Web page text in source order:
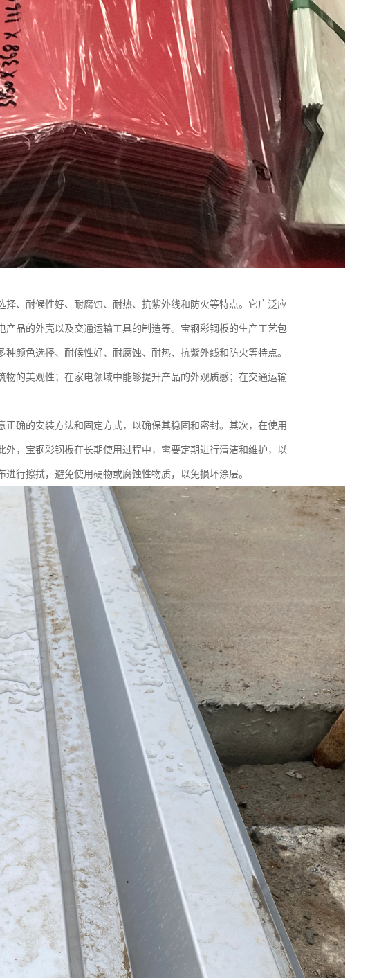
、耐候性好、耐腐蚀、耐热、抗紫外线和防火等特点。它广泛应
品的外壳以及交通运输工具的制造等。宝钢彩钢板的生产工艺包
颜色选择、耐候性好、耐腐蚀、耐热、抗紫外线和防火等特点。
的美观性；在家电领域中能够提升产品的外观质感；在交通运输
确的安装方法和固定方式，以确保其稳固和密封。其次，在使用
，宝钢彩钢板在长期使用过程中，需要定期进行清洁和维护，以
行擦拭，避免使用硬物或腐蚀性物质，以免损坏涂层。